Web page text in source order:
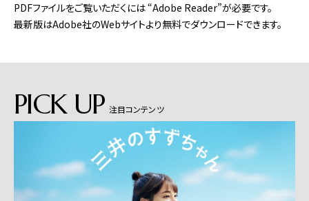
PDFファイルをご覧いただくには “Adobe Reader”が必要です。
最新版はAdobe社のWebサイトより無料でダウンロードできます。
PICK UP 注目コンテンツ